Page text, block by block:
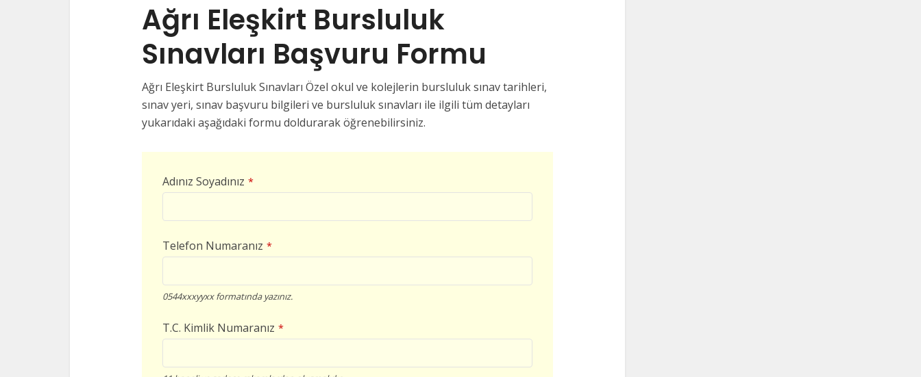
Ağrı Eleşkirt Bursluluk
Sınavları Başvuru Formu
Ağrı Eleşkirt Bursluluk Sınavları Özel okul ve kolejlerin bursluluk sınav tarihleri,
sınav yeri, sınav başvuru bilgileri ve bursluluk sınavları ile ilgili tüm detayları
yukarıdaki aşağıdaki formu doldurarak öğrenebilirsiniz.
Adınız Soyadınız *
Telefon Numaranız *
0544xxxyyxx formatında yazınız.
T.C. Kimlik Numaranız *